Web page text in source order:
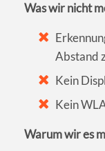
Was wir nicht
Abstand
Kein
Kein
Warum wir es